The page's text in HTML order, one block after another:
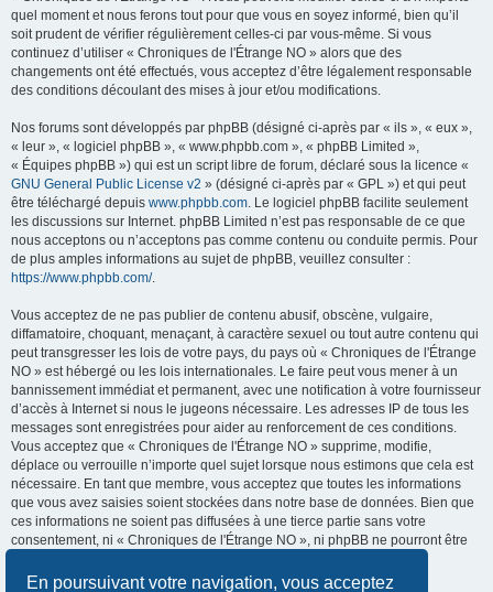
En poursuivant votre navigation, vous acceptez
quel moment et nous ferons tout pour que vous en soyez informé, bien qu’il
soit prudent de vérifier régulièrement celles-ci par vous-même. Si vous
continuez d’utiliser « Chroniques de l'Étrange NO » alors que des
changements ont été effectués, vous acceptez d’être légalement responsable
des conditions découlant des mises à jour et/ou modifications.
Nos forums sont développés par phpBB (désigné ci-après par « ils », « eux »,
« leur », « logiciel phpBB », « www.phpbb.com », « phpBB Limited »,
« Équipes phpBB ») qui est un script libre de forum, déclaré sous la licence «
GNU General Public License v2 » (désigné ci-après par « GPL ») et qui peut
être téléchargé depuis www.phpbb.com . Le logiciel phpBB facilite seulement
les discussions sur Internet. phpBB Limited n’est pas responsable de ce que
nous acceptons ou n’acceptons pas comme contenu ou conduite permis. Pour
de plus amples informations au sujet de phpBB, veuillez consulter :
https://www.phpbb.com/.
Vous acceptez de ne pas publier de contenu abusif, obscène, vulgaire,
diffamatoire, choquant, menaçant, à caractère sexuel ou tout autre contenu qui
peut transgresser les lois de votre pays, du pays où « Chroniques de l'Étrange
NO » est hébergé ou les lois internationales. Le faire peut vous mener à un
bannissement immédiat et permanent, avec une notification à votre fournisseur
d’accès à Internet si nous le jugeons nécessaire. Les adresses IP de tous les
messages sont enregistrées pour aider au renforcement de ces conditions.
Vous acceptez que « Chroniques de l'Étrange NO » supprime, modifie,
déplace ou verrouille n’importe quel sujet lorsque nous estimons que cela est
nécessaire. En tant que membre, vous acceptez que toutes les informations
que vous avez saisies soient stockées dans notre base de données. Bien que
ces informations ne soient pas diffusées à une tierce partie sans votre
consentement, ni « Chroniques de l'Étrange NO », ni phpBB ne pourront être
compromettre les données.